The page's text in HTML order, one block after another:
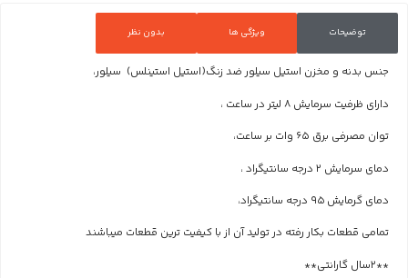
توضیحات ویژگی ها بدون نظر
جنس بدنه و مخزن استیل سیلور ضد زنگ(استیل استینلس) سیلور،
دارای ظرفیت سرمایش 8 لیتر در ساعت ،
توان مصرفی برق 65 وات بر ساعت،
دمای سرمایش 2 درجه سانتیگراد ،
دمای گرمایش 95 درجه سانتیگراد،
تمامی قطعات بکار رفته در تولید آن از با کیفیت ترین قطعات میباشند
**2سال گارانتی**